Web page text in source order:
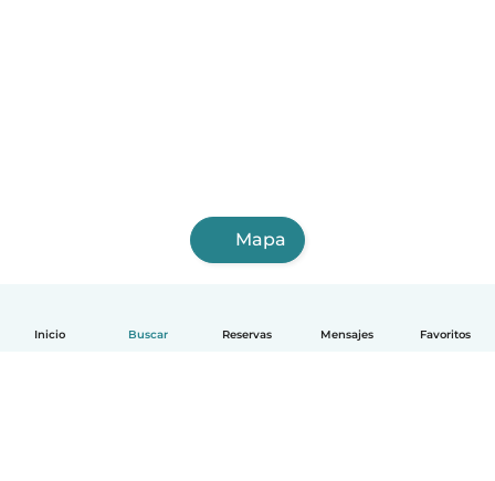
Inicio Buscar Reservas Mensajes Favoritos
Mapa